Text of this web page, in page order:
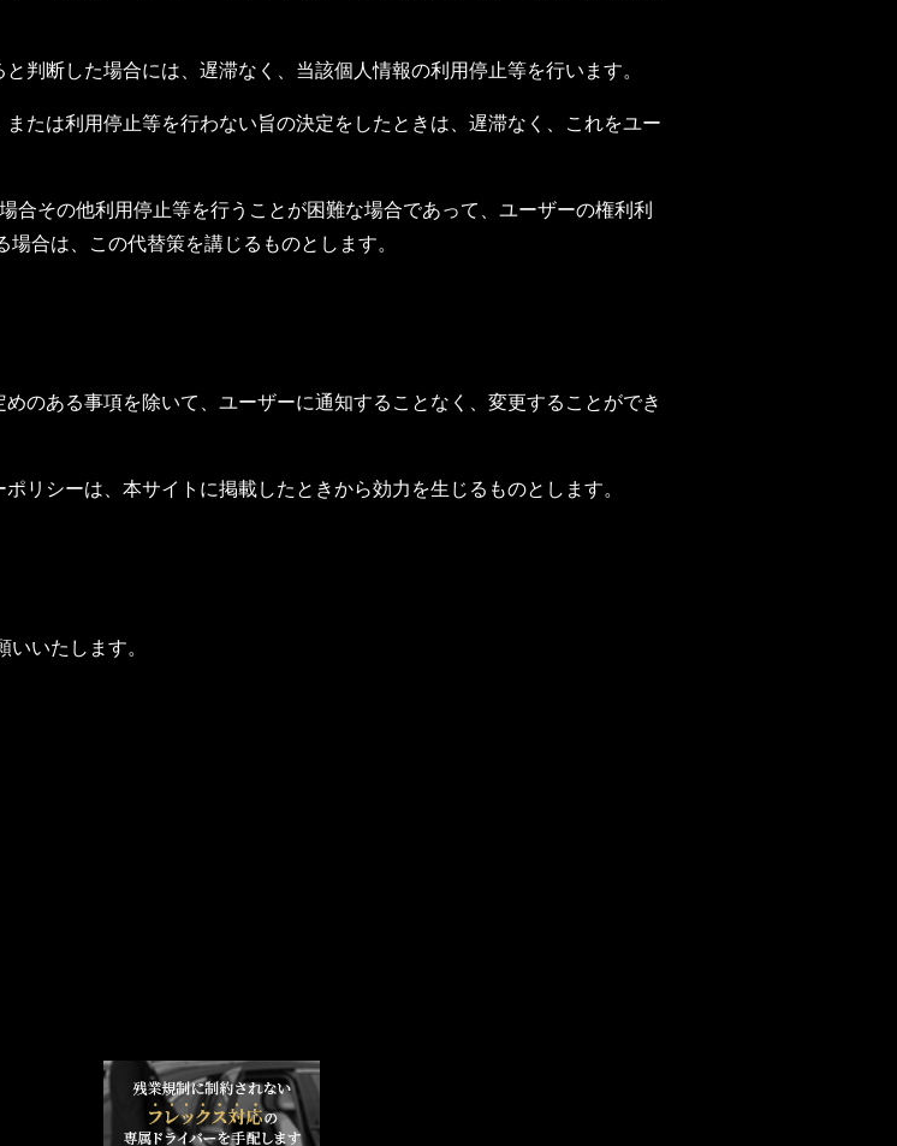
判断した場合には、遅滞なく、当該個人情報の利用停止等を行います。
たは利用停止等を行わない旨の決定をしたときは、遅滞なく、これをユー
合その他利用停止等を行うことが困難な場合であって、ユーザーの権利利
合は、この代替策を講じるものとします。
のある事項を除いて、ユーザーに通知することなく、変更することができ
リシーは、本サイトに掲載したときから効力を生じるものとします。
いたします。